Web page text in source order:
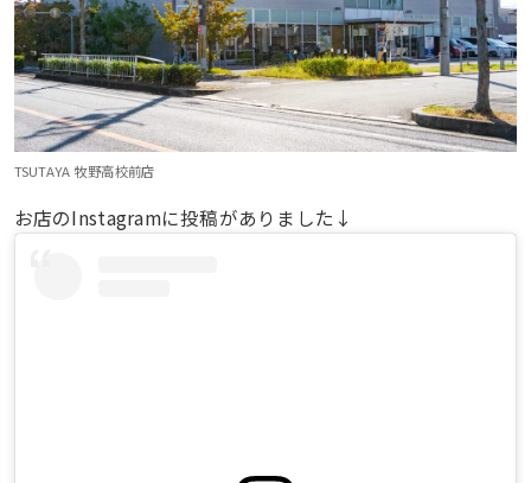
TSUTAYA 牧野高校前店
お店のInstagramに投稿がありました↓